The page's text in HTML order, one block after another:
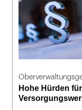
Hohe Hürden